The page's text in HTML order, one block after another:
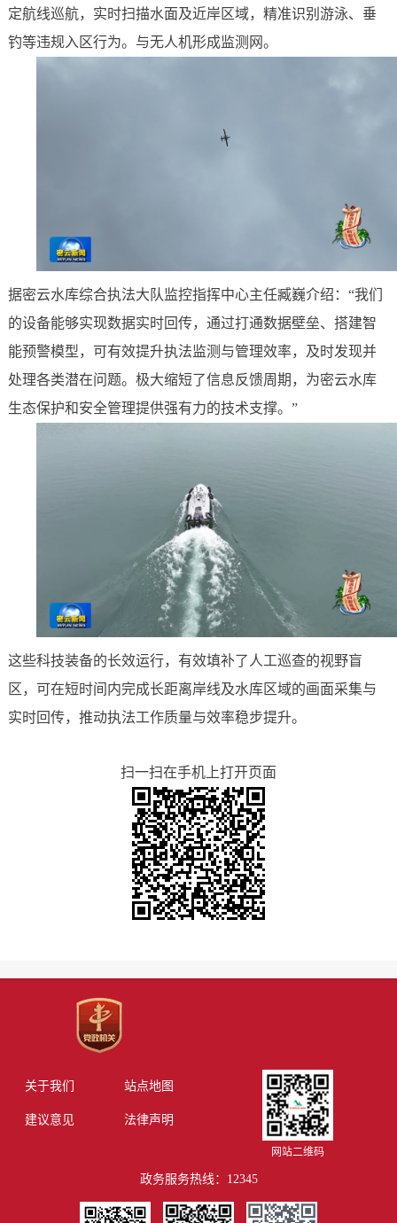
定航线巡航，实时扫描水面及近岸区域，精准识别游泳、垂
钓等违规入区行为。与无人机形成监测网。
据密云水库综合执法大队监控指挥中心主任臧巍介绍：“我们
的设备能够实现数据实时回传，通过打通数据壁垒、搭建智
能预警模型，可有效提升执法监测与管理效率，及时发现并
处理各类潜在问题。极大缩短了信息反馈周期，为密云水库
生态保护和安全管理提供强有力的技术支撑。”
这些科技装备的长效运行，有效填补了人工巡查的视野盲
区，可在短时间内完成长距离岸线及水库区域的画面采集与
实时回传，推动执法工作质量与效率稳步提升。
扫一扫在手机上打开页面
关于我们 站点地图
建议意见 法律声明
网站二维码
政务服务热线：12345